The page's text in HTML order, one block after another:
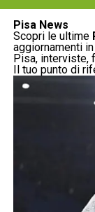
Pisa News
Scopri le ultime
aggiornamenti
Pisa, interviste,
Il tuo punto di